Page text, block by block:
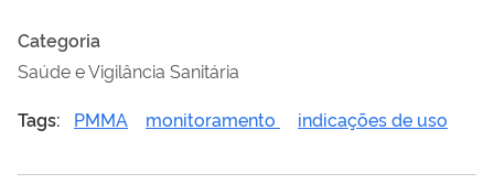
Categoria
Saúde e Vigilância Sanitária
Tags:
PMMA monitoramento indicações de uso